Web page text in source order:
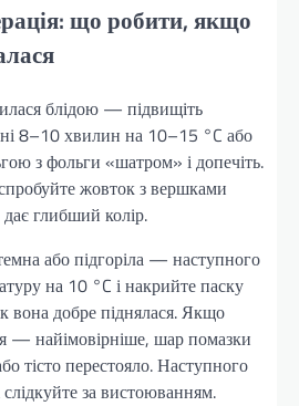
що робити, якщо
блідою — підвищіть
8–10 хвилин на 10–15 °C або
з фольги «шатром» і допечіть.
жовток з вершками
глибший колір.
або підгоріла — наступного
на 10 °C і накрийте паску
вона добре піднялася. Якщо
— найімовірніше, шар помазки
тісто перестояло. Наступного
за вистоюванням.